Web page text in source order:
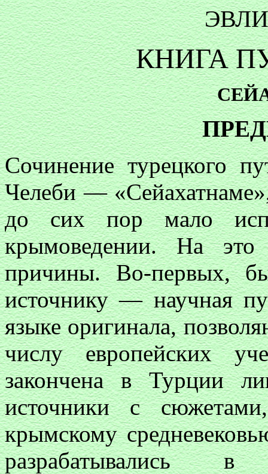
КНИГА
Сочинение турецкого
Челеби —
до сих пор мало
крымоведении. На
причины. Во-первых,
источнику — научная
языке оригинала,
числу европейских
закончена в Турции
источники с
крымскому
разрабатывались в